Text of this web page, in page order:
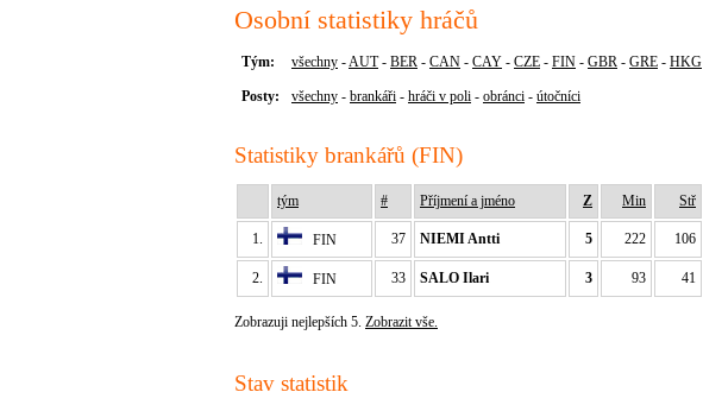
Osobní statistiky hráčů
Tým: všechny -AUT- BER - CAN - CAY - CZE - FIN - GBR - GRE - HKG
Posty: všechny - brankáři - hráči v poli - obránci - útočníci
Statistiky brankářů (FIN)
tým # Příjmení a jméno Z Min Stř
1. FIN 37 NIEMI Antti 5 222 106
2. FIN 33 SALO Ilari 3 93 41
Zobrazuji nejlepších 5. Zobrazit vše.
Stav statistik